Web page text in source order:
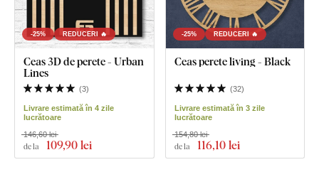
-25% REDUCERI 🔥
Ceas 3D de perete - Urban
Lines
(3)
Livrare estimată în 4 zile
lucrătoare
de la 109,90 lei
146,60 lei
-25% REDUCERI 🔥
Ceas perete living - Black
(32)
Livrare estimată în 3 zile
lucrătoare
de la 116,10 lei
154,80 lei